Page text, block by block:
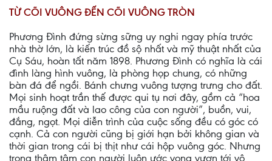
TỪ CÕI VUÔNG ÐẾN CÕI VUÔNG TRÒN
Phương Ðình đứng sừng sững uy nghi ngay phía trước
nhà thờ lớn, là kiến trúc đồ sộ nhất và mỹ thuật nhất của
Cụ Sáu, hoàn tất năm 1898. Phương Ðình có nghĩa là cái
đình làng hình vuông, là phòng họp chung, có những
bàn đá để ngồi. Bánh chưng vuông tượng trưng cho đất.
Mọi sinh hoạt trần thế được qui tụ nơi đây, gồm cả “hoa
mầu ruộng đất và lao công của con người”, buồn, vui,
đắng, ngọt. Mọi diễn trình của cuộc sống đều có góc có
cạnh. Cả con người cũng bị giới hạn bởi không gian và
thời gian trong cái bị thịt như cái hộp vuông góc. Nhưng
trong thâm tâm con người luôn ước vọng vươn tới vô